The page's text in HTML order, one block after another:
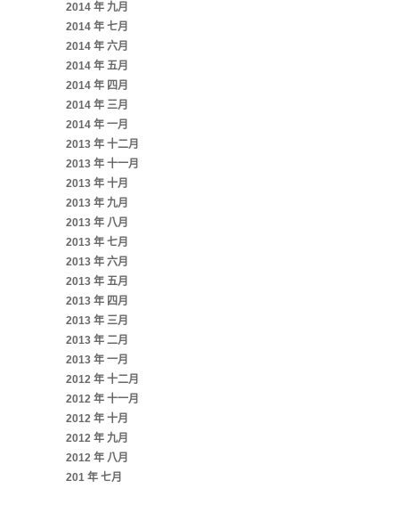
2014 年 九月
2014 年 七月
2014 年 六月
2014 年 五月
2014 年 四月
2014 年 三月
2014 年 一月
2013 年 十二月
2013 年 十一月
2013 年 十月
2013 年 九月
2013 年 八月
2013 年 七月
2013 年 六月
2013 年 五月
2013 年 四月
2013 年 三月
2013 年 二月
2013 年 一月
2012 年 十二月
2012 年 十一月
2012 年 十月
2012 年 九月
2012 年 八月
201 年 七月